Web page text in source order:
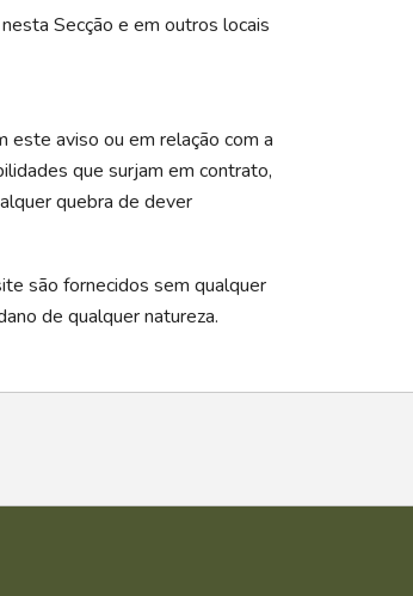
Secção e em outros locais
este aviso ou em relação com a
que surjam em contrato,
quebra de dever
são fornecidos sem qualquer
de qualquer natureza.